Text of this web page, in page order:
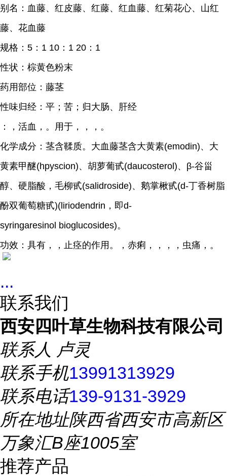
别名：血藤、红皮藤、红藤、红血藤、红菊花心、山红
藤、花血藤
规格：5：1 10：1 20：1
性状：棕黄色粉末
药用部位：藤茎
性味归经：平；苦；归大肠、肝经
：，活血，。用于，，，。
化学成分：茎含鞣质。大血藤茎含大黄素(emodin)、大
黄素甲醚(hpyscion)、胡萝葡甙(daucosterol)、β-谷甾
醇、硬脂酸，毛柳甙(salidroside)、鹅掌楸甙(d-丁香树脂
酚双葡萄糖甙)(liriodendrin，即d-
syringaresinol bioglucosides)。
功效：具有，，止痉的作用。，赤痢，，，，虫痛，。
...
联系我们
西安四叶草生物科技有限公司
联系人 卢灵
联系手机13991313929
联系电话139-9131-3929
所在地址陕西省西安市高新区
万象汇B座1005室
推荐产品